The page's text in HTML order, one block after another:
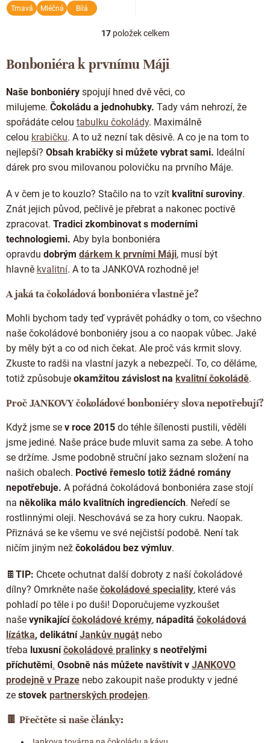
Tmavá Mléčná Bílá
O
l
á
a
c
í
p
r
v
k
ý
p
i
u
17položek celkem
Bonboniéra k prvnímu Máji
Naše bonboniéry spojují hned dvě věci, co
milujeme. Čokoládu a jednohubky. Tady vám nehrozí, že
spořádáte celou tabulku čokolády. Maximálně
celou krabičku. A to už nezní tak děsivě. A co je na tom to
nejlepší? Obsah krabičky si můžete vybrat sami. Ideální
dárek pro svou milovanou polovičku na prvního Máje.
A v čem je to kouzlo? Stačilo na to vzít kvalitní suroviny.
Znát jejich původ, pečlivě je přebrat a nakonec poctivě
zpracovat. Tradici zkombinovat s moderními
technologiemi. Aby byla bonboniéra
opravdu dobrým dárkem k prvními Máji, musí být
hlavně kvalitní. A to ta JANKOVA rozhodně je!
A jaká ta čokoládová bonboniéra vlastně je?
Mohli bychom tady teď vyprávět pohádky o tom, co všechno
naše čokoládové bonboniéry jsou a co naopak vůbec. Jaké
by měly být a co od nich čekat. Ale proč vás krmit slovy.
Zkuste to radši na vlastní jazyk a nebezpečí. To, co děláme,
totiž způsobuje okamžitou závislost na kvalitní čokoládě.
Proč JANKOVY čokoládové bonboniéry slova nepotřebují?
Když jsme se v roce 2015 do téhle šílenosti pustili, věděli
jsme jediné. Naše práce bude mluvit sama za sebe. A toho
se držíme. Jsme podobně struční jako seznam složení na
našich obalech. Poctivé řemeslo totiž žádné romány
nepotřebuje. A pořádná čokoládová bonboniéra zase stojí
na několika málo kvalitních ingrediencích. Neředí se
rostlinnými oleji. Neschovává se za hory cukru. Naopak.
Přiznává se ke všemu ve své nejčistší podobě. Není tak
ničím jiným než čokoládou bez výmluv.
🍫 TIP: Chcete ochutnat další dobroty z naší čokoládové
dílny? Omrkněte naše čokoládové speciality, které vás
pohladí po těle i po duši! Doporučujeme vyzkoušet
naše vynikajícíčokoládové krémy, nápaditá čokoládová
lízátka, delikátníJankův nugát nebo
třeba luxusníčokoládové pralinky s neotřelými
příchutěmi. Osobně nás můžete navštívit v JANKOVO
prodejně v Praze nebo zakoupit naše produkty v jedné
ze stovek partnerských prodejen.
🍫 Přečtěte si naše články: